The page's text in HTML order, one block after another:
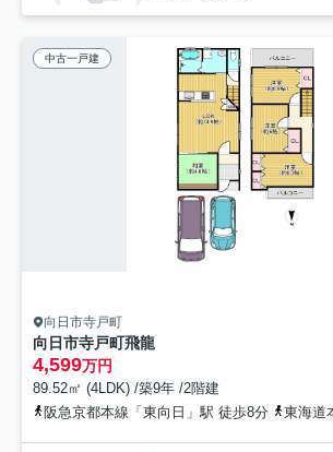
中古一戸建
向日市寺戸町
向日市寺戸町飛龍
4,599万円
89.52㎡ (4LDK) /築9年 /2階建
阪急京都本線「東向日」駅 徒歩8分
東海道本